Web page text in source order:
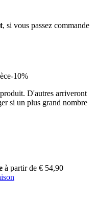
, si vous passez commande
-10%
D'autres arriveront
si un plus grand nombre
à partir de € 54,90